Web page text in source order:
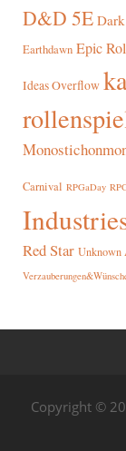
D&D 5E
Earthdawn Epic
Ideas Overflow
Carnival RPGaDay
Red Star Unknown
Copyright ©